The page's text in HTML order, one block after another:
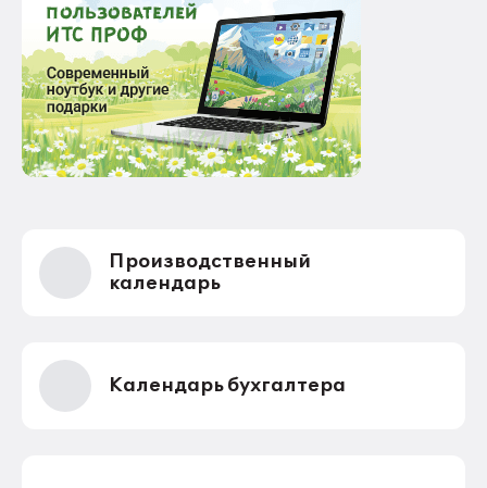
Производственный
календарь
Календарь бухгалтера